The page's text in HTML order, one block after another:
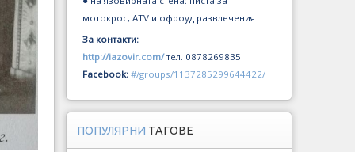
мотокрос, ATV и офроуд развлечения
За контакти:
http://iazovir.com/ тел. 0878269835
Facebook: #/groups/1137285299644422/
ПОПУЛЯРНИ ТАГОВЕ